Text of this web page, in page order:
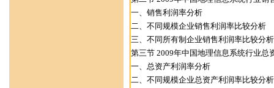
一、销售利润率分析
二、不同规模企业销售利润率比较分析
三、不同所有制企业销售利润率比较分析
第三节 2009年中国地理信息系统行业总
一、总资产利润率分析
二、不同规模企业总资产利润率比较分析